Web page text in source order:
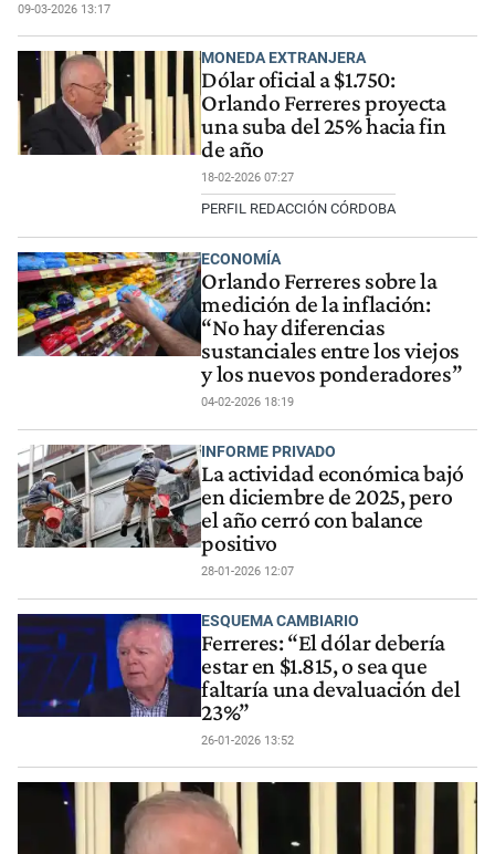
09-03-2026 13:17
MONEDA EXTRANJERA
Dólar oficial a $1.750:
Orlando Ferreres proyecta
una suba del 25% hacia fin
de año
18-02-2026 07:27
PERFIL REDACCIÓN CÓRDOBA
ECONOMÍA
Orlando Ferreres sobre la
medición de la inflación:
“No hay diferencias
sustanciales entre los viejos
y los nuevos ponderadores”
04-02-2026 18:19
INFORME PRIVADO
La actividad económica bajó
en diciembre de 2025, pero
el año cerró con balance
positivo
28-01-2026 12:07
ESQUEMA CAMBIARIO
Ferreres: “El dólar debería
estar en $1.815, o sea que
faltaría una devaluación del
23%”
26-01-2026 13:52